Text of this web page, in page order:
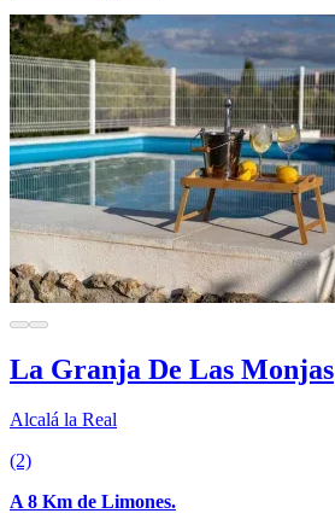
La Granja De Las Monjas
Alcalá la Real
(2)
A 8 Km de Limones.